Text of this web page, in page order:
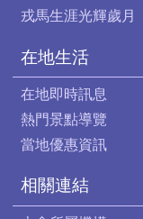
戎馬生涯光輝歲月
在地生活
在地即時訊息
熱門景點導覽
當地優惠資訊
相關連結